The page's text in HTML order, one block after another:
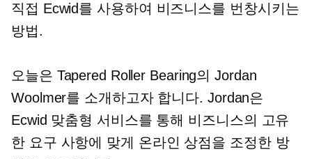
직접 Ecwid를 사용하여 비즈니스를 번창시키는
방법.
오늘은 Tapered Roller Bearing의 Jordan
Woolmer를 소개하고자 합니다. Jordan은
Ecwid 맞춤형 서비스를 통해 비즈니스의 고유
한 요구 사항에 맞게 온라인 상점을 조정한 방